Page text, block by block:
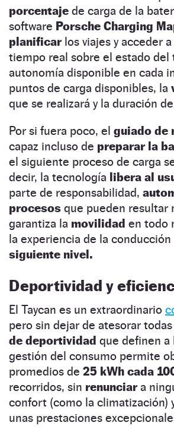
porcentaje de carga de la
software Porsche Charging
planificar los viajes y acceder
tiempo real sobre el estado del
autonomía disponible en cada
puntos de carga disponibles, la
que se realizará y la duración
Por si fuera poco, el guiado de
capaz incluso de preparar la
el siguiente proceso de carga
decir, la tecnología libera al
parte de responsabilidad,
procesos que pueden resultar
garantiza la movilidad en todo
la experiencia de la
siguiente nivel.
Deportividad y
El Taycan es un extraordinario
pero sin dejar de atesorar
de deportividad que definen a
gestión del consumo permite
promedios de 25 kWh cada
recorridos, sin renunciara
confort (como la climatización)
unas prestaciones